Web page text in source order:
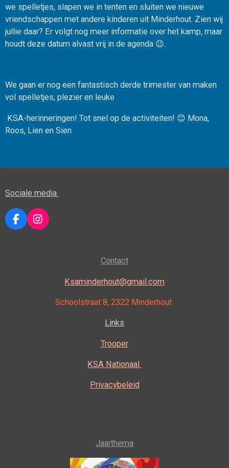
we spelletjes, slapen we in tenten en sluiten we nieuwe
vriendschappen met andere kinderen uit Minderhout. Zien wij
jullie daar? Er volgt nog meer informatie over het kamp, maar
houdt deze datum alvast vrij in de agenda 😉.
We gaan er nog een fantastisch derde trimester van maken
vol spelletjes, plezier en leuke
KSA-herinneringen! Tot snel op de activiteiten! 😊 Mona,
Roos, Lien en Sien
Sociale media
F
a
I
n
Contact
Ksaminderhout@gmail.com
Schoolstraat 8, 2322 Minderhout
Links
Trooper
KSA Nationaal
Privacybeleid
Jaarthema